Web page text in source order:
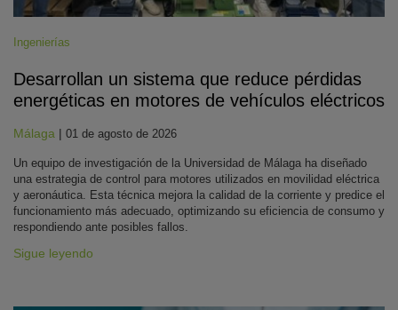
Ingenierías
Desarrollan un sistema que reduce pérdidas
energéticas en motores de vehículos eléctricos
Málaga | 01 de agosto de 2026
Un equipo de investigación de la Universidad de Málaga ha diseñado
una estrategia de control para motores utilizados en movilidad eléctrica
y aeronáutica. Esta técnica mejora la calidad de la corriente y predice el
funcionamiento más adecuado, optimizando su eficiencia de consumo y
respondiendo ante posibles fallos.
Sigue leyendo